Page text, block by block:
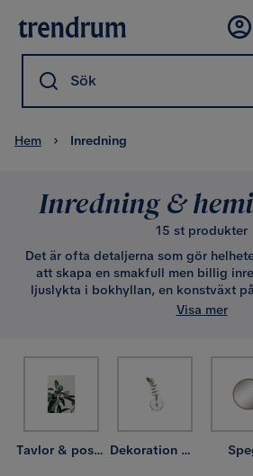
Sök
Hem Inredning
Inredning &
15 st produkter
Det är ofta detaljerna som gör
att skapa en smakfull men billig
ljuslykta i bokhyllan, en konstväxt
en vacker klocka på väggen. Det är
förvandla ditt hem till en vacker och
dina dekorationer online här
Visa mer
Tavlor & posters Dekoration & inredningsdetaljer